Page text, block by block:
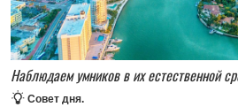
Наблюдаем умников в их естественной
Совет дня.